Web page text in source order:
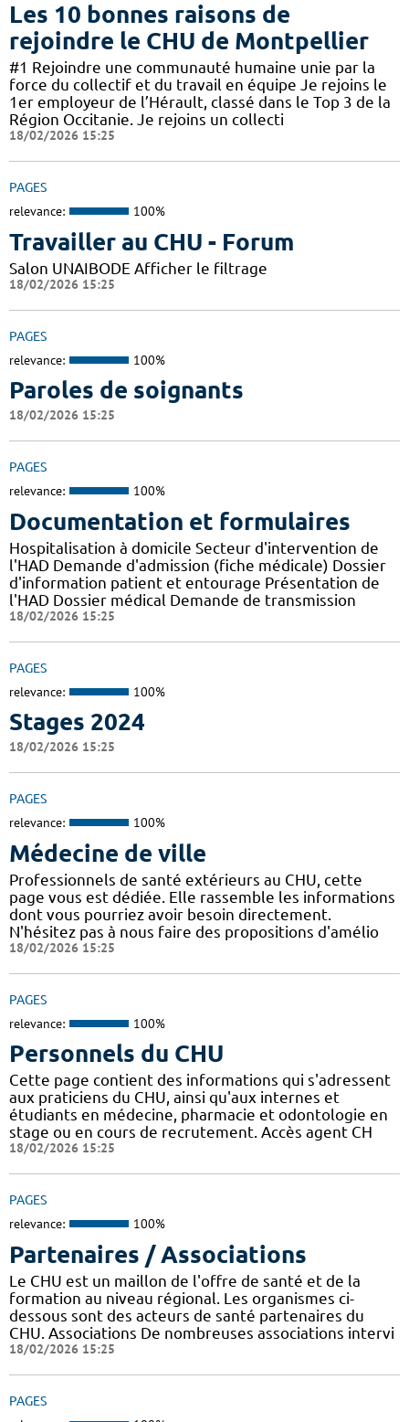
Les 10 bonnes raisons de
rejoindre le CHU de Montpellier
#1 Rejoindre une communauté humaine unie par la
force du collectif et du travail en équipe Je rejoins le
1er employeur de l’Hérault, classé dans le Top 3 de la
Région Occitanie. Je rejoins un collecti
18/02/2026 15:25
PAGES
relevance: 100%
Travailler au CHU - Forum
Salon UNAIBODE Afficher le filtrage
18/02/2026 15:25
PAGES
relevance: 100%
Paroles de soignants
18/02/2026 15:25
PAGES
relevance: 100%
Documentation et formulaires
Hospitalisation à domicile Secteur d'intervention de
l'HAD Demande d'admission (fiche médicale) Dossier
d'information patient et entourage Présentation de
l'HAD Dossier médical Demande de transmission
18/02/2026 15:25
PAGES
relevance: 100%
Stages 2024
18/02/2026 15:25
PAGES
relevance: 100%
Médecine de ville
Professionnels de santé extérieurs au CHU, cette
page vous est dédiée. Elle rassemble les informations
dont vous pourriez avoir besoin directement.
N'hésitez pas à nous faire des propositions d'amélio
18/02/2026 15:25
PAGES
relevance: 100%
Personnels du CHU
Cette page contient des informations qui s'adressent
aux praticiens du CHU, ainsi qu'aux internes et
étudiants en médecine, pharmacie et odontologie en
stage ou en cours de recrutement. Accès agent CH
18/02/2026 15:25
PAGES
relevance: 100%
Partenaires / Associations
Le CHU est un maillon de l'offre de santé et de la
formation au niveau régional. Les organismes ci-
dessous sont des acteurs de santé partenaires du
CHU. Associations De nombreuses associations intervi
18/02/2026 15:25
PAGES